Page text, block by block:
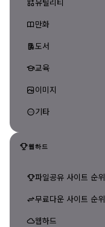
만화
도서
교육
이미지
기타
웹하드
파일공유 사이트 순위
무료다운 사이트 순위
웹하드